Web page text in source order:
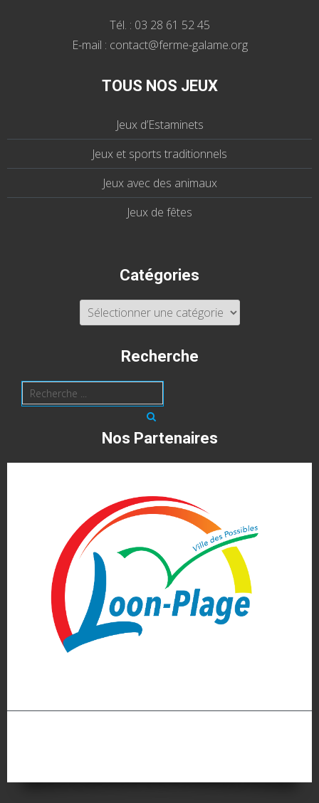
Tél. : 03 28 61 52 45
E-mail : contact@ferme-galame.org
TOUS NOS JEUX
Jeux d’Estaminets
Jeux et sports traditionnels
Jeux avec des animaux
Jeux de fêtes
Catégories
Catégories
Recherche
Nos Partenaires